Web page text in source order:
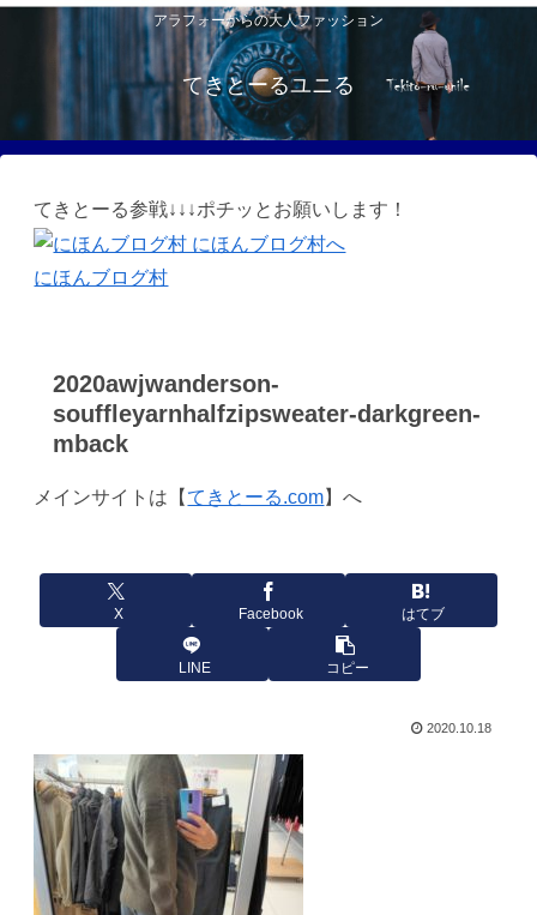
アラフォーからの大人ファッション
てきとーるユニる
てきとーる参戦↓↓↓ポチッとお願いします！
にほんブログ村
2020awjwanderson-
souffleyarnhalfzipsweater-darkgreen-
mback
メインサイトは【てきとーる.com】へ
X Facebook はてブ
LINE コピー
2020.10.18